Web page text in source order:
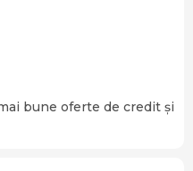
bune oferte de credit și